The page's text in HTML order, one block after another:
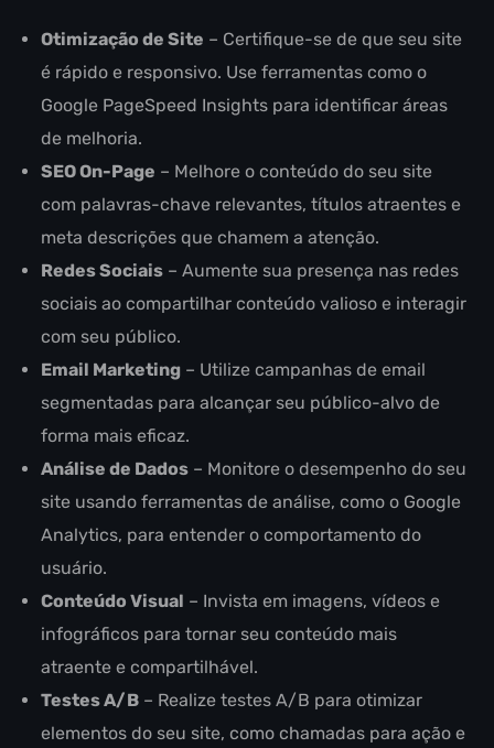
Otimização de Site – Certifique-se de que seu site
é rápido e responsivo. Use ferramentas como o
Google PageSpeed Insights para identificar áreas
de melhoria.
SEO On-Page – Melhore o conteúdo do seu site
com palavras-chave relevantes, títulos atraentes e
meta descrições que chamem a atenção.
Redes Sociais – Aumente sua presença nas redes
sociais ao compartilhar conteúdo valioso e interagir
com seu público.
Email Marketing – Utilize campanhas de email
segmentadas para alcançar seu público-alvo de
forma mais eficaz.
Análise de Dados – Monitore o desempenho do seu
site usando ferramentas de análise, como o Google
Analytics, para entender o comportamento do
usuário.
Conteúdo Visual – Invista em imagens, vídeos e
infográficos para tornar seu conteúdo mais
atraente e compartilhável.
Testes A/B – Realize testes A/B para otimizar
elementos do seu site, como chamadas para ação e